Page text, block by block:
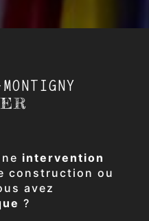
intervention
construction ou
avez
?